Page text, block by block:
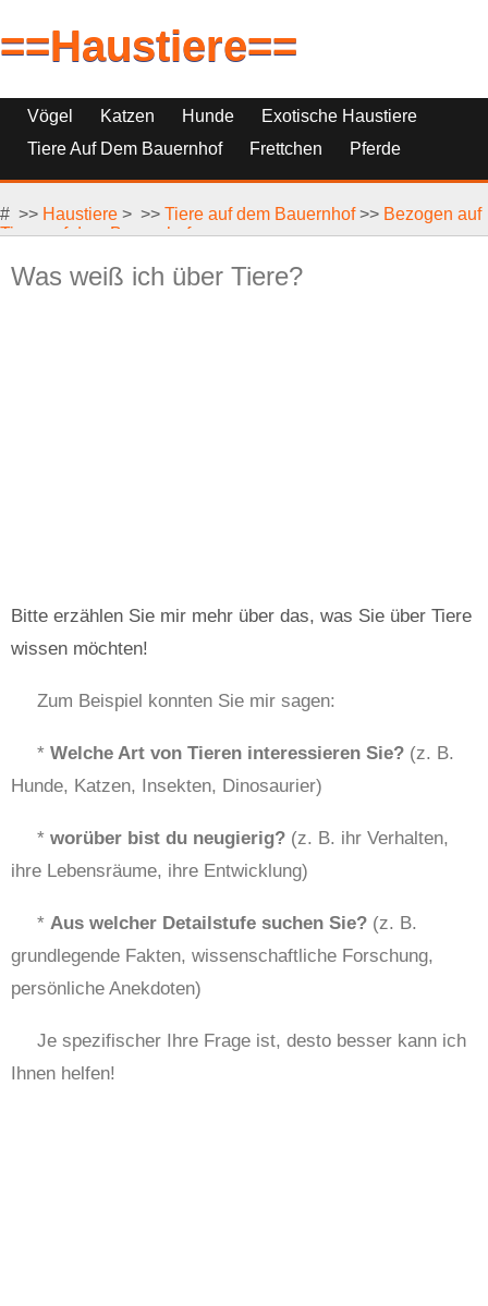
==Haustiere==
Vögel Katzen Hunde
Exotische Haustiere
Tiere Auf Dem Bauernhof
Frettchen
Pferde
Haustierfische
Haustierersatz
Reptilien, Nagetiere Und Kleintiere
# >> Haustiere > >> Tiere auf dem Bauernhof>> Bezogen auf
Tiere auf dem Bauernhof
Was weiß ich über Tiere?
Bitte erzählen Sie mir mehr über das, was Sie über Tiere
wissen möchten!
Zum Beispiel konnten Sie mir sagen:
* Welche Art von Tieren interessieren Sie? (z. B.
Hunde, Katzen, Insekten, Dinosaurier)
* worüber bist du neugierig? (z. B. ihr Verhalten,
ihre Lebensräume, ihre Entwicklung)
* Aus welcher Detailstufe suchen Sie? (z. B.
grundlegende Fakten, wissenschaftliche Forschung,
persönliche Anekdoten)
Je spezifischer Ihre Frage ist, desto besser kann ich
Ihnen helfen!